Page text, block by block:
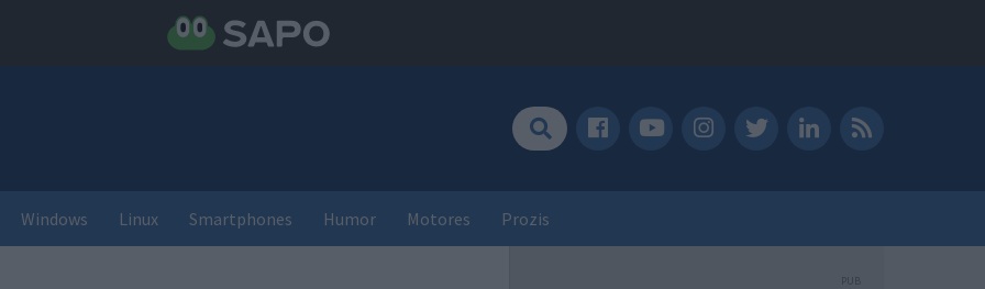
Windows Linux Smartphones Humor Motores Prozis
PUB